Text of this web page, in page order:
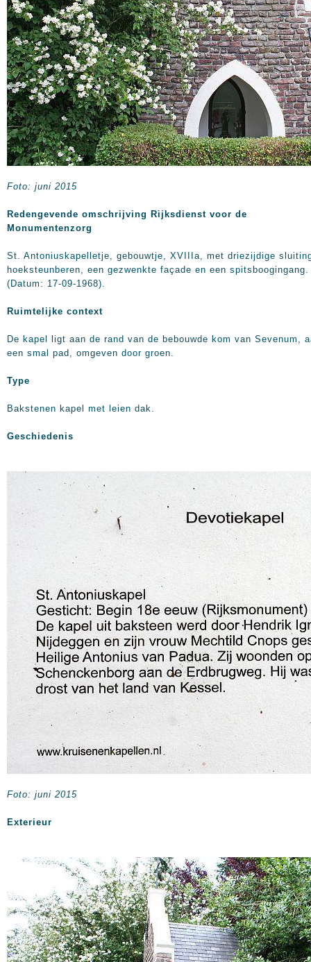
Foto: juni 2015
Redengevende omschrijving Rijksdienst voor de
Monumentenzorg
St. Antoniuskapelletje, gebouwtje, XVIIIa, met driezijdige
hoeksteunberen, een gezwenkte façade en een spitsboogingang.
(Datum: 17-09-1968).
Ruimtelijke context
De kapel ligt aan de rand van de bebouwde kom van Sevenum,
een smal pad, omgeven door groen.
Type
Bakstenen kapel met leien dak.
Geschiedenis
Foto: juni 2015
Exterieur